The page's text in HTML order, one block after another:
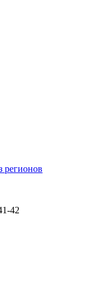
регионов
42